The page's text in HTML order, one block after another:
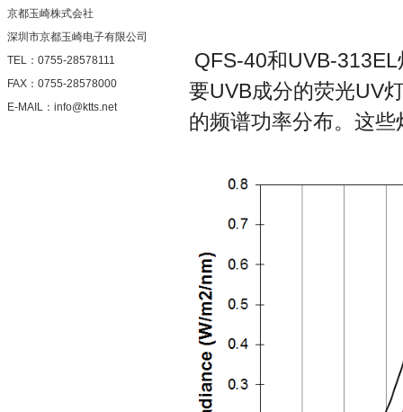
京都玉崎株式会社
深圳市京都玉崎电子有限公司
TEL：0755-28578111
FAX：0755-28578000
E-MAIL：info@ktts.net
QFS-40和UVB-
要UVB成分的荧光UV
的频谱功率分布。这